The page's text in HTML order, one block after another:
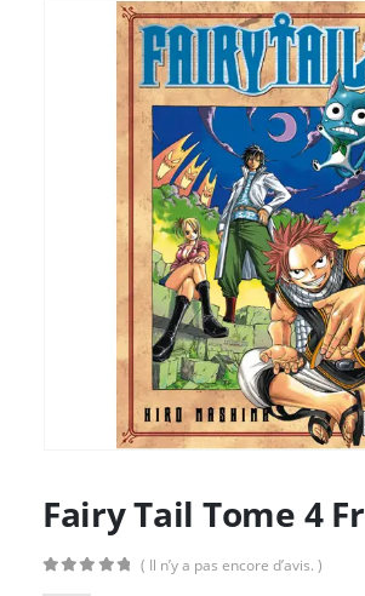
Fairy Tail Tome 4 Fr
( Il n’y a pas encore d’avis. )